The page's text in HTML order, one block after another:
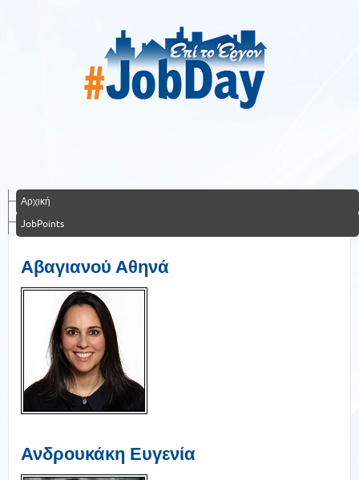
Αρχική
JobPoints
Αβαγιανού Αθηνά
Ανδρουκάκη Ευγενία